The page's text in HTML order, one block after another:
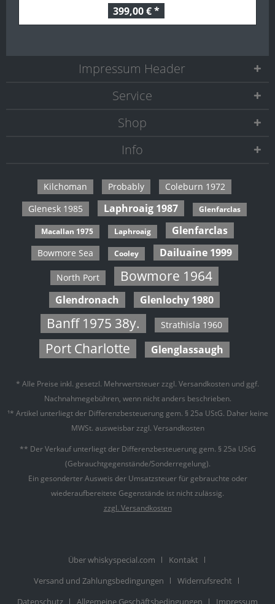
399,00 € *
Service
Shop
Info
Impressum Header
Kilchoman Probably
Coleburn 1972
Glenesk 1985
Laphroaig 1987 Glenfarclas
Macallan 1975 Laphroaig Glenfarclas
Bowmore Sea Cooley Dailuaine 1999
North Port Bowmore 1964
Glendronach Glenlochy 1980
Banff 1975 38y. Strathisla 1960
Port Charlotte Glenglassaugh
* Alle Preise inkl. gesetzl. Mehrwertsteuer zzgl. Versandkosten und ggf.
Nachnahmegebühren, wenn nicht anders beschrieben.
¹* Artikel unterliegt der Differenzbesteuerung gem. § 25a UStG. Daher keine
MWSt. ausweisbar zzgl. Versandkosten
** Der Verkauf unterliegt der Differenzbesteuerung gem. § 25a UStG
(Gebrauchtgegenstände/Sonderregelung).
Ein gesonderter Ausweis der Umsatzsteuer für gebrauchte oder
wiederaufbereitete Gegenstände ist nicht zulässig.
zzgl. Versandkosten
Über whiskyspecial.com
Kontakt
Versand und Zahlungsbedingungen
Widerrufsrecht
Datenschutz
Allgemeine Geschäftsbedingungen Impressum